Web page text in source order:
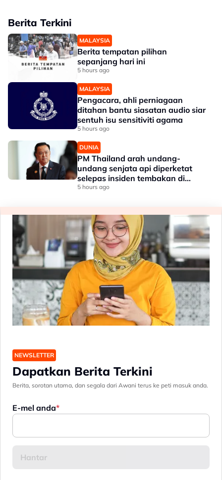
Berita Terkini
MALAYSIA
Berita tempatan pilihan
sepanjang hari ini
5 hours ago
MALAYSIA
Pengacara, ahli perniagaan
ditahan bantu siasatan audio siar
sentuh isu sensitiviti agama
5 hours ago
DUNIA
PM Thailand arah undang-
undang senjata api diperketat
selepas insiden tembakan di
sekolah
5 hours ago
NEWSLETTER
Dapatkan Berita Terkini
Berita, sorotan utama, dan segala dari Awani terus ke peti masuk anda.
E-mel anda